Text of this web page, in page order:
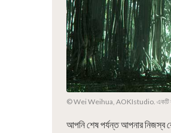
© Wei Weihua, AOKIstudio. একটি বন
আপনি শেষ পর্যন্ত আপনার নিজস্ব